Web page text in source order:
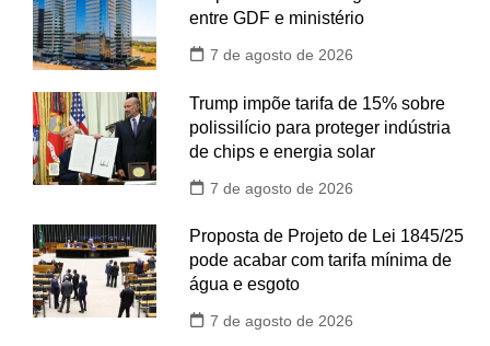
entre GDF e ministério
7 de agosto de 2026
Trump impõe tarifa de 15% sobre
polissilício para proteger indústria
de chips e energia solar
7 de agosto de 2026
Proposta de Projeto de Lei 1845/25
pode acabar com tarifa mínima de
água e esgoto
7 de agosto de 2026